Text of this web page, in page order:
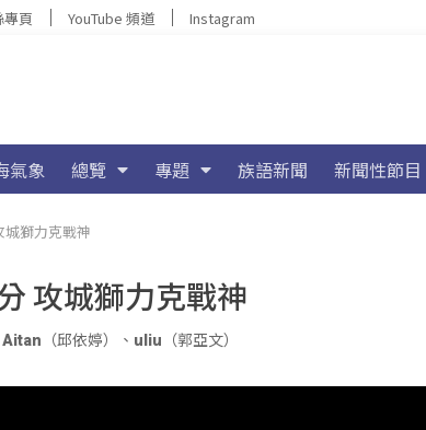
頁 YouTube 頻道 Instagram
氣象 總覽 專題 族語新聞 新聞性節目
城獅力克戰神
攻城獅力克戰神
（邱依婷） 、 uliu（郭亞文）